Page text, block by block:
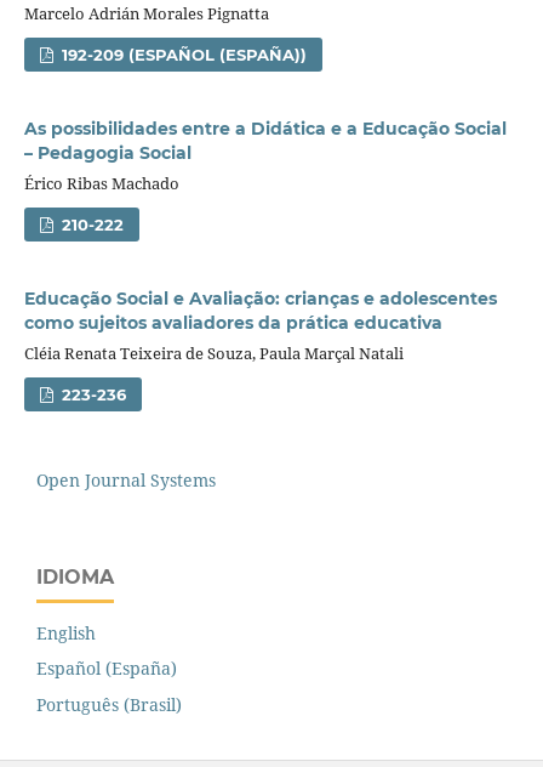
Marcelo Adrián Morales Pignatta
192-209 (ESPAÑOL (ESPAÑA))
As possibilidades entre a Didática e a Educação Social
– Pedagogia Social
Érico Ribas Machado
210-222
Educação Social e Avaliação: crianças e adolescentes
como sujeitos avaliadores da prática educativa
Cléia Renata Teixeira de Souza, Paula Marçal Natali
223-236
Open Journal Systems
IDIOMA
English
Español (España)
Português (Brasil)